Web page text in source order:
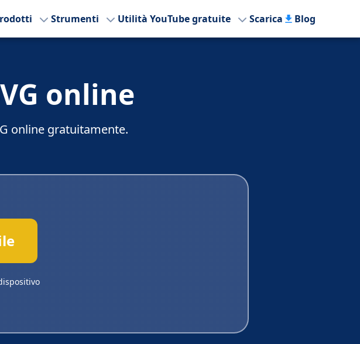
Strumenti Utilità YouTube gratuite Scarica Blog
online
online gratuitamente.